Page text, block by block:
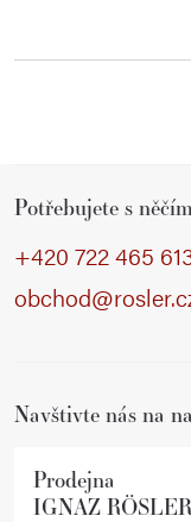
Potřebujete s
+420 722 465
Navštivte nás na
Prodejna
IGNAZ RÖSLER